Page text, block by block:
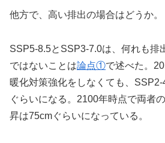
他方で、高い排出の場合はどうか。
SSP5-8.5とSSP3-7.0は、何れも排
ではないことは論点①で述べた。
暖化対策強化をしなくても、
ぐらいになる。2100年時点で両者
昇は75cmぐらいになっている。